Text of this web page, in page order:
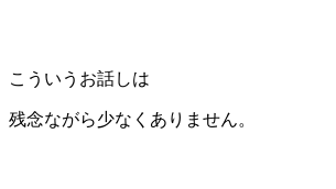
こういうお話しは
残念ながら少なくありません。